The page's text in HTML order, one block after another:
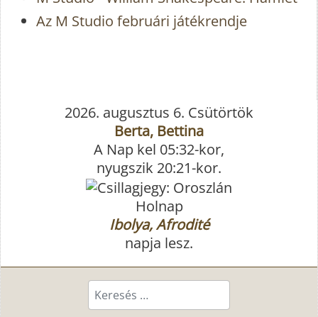
Az M Studio februári játékrendje
2026. augusztus 6. Csütörtök
Berta, Bettina
A Nap kel 05:32-kor,
nyugszik 20:21-kor.
Holnap
Ibolya, Afrodité
napja lesz.
Keresés...